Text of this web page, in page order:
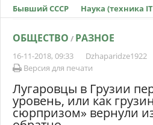
Бывший СССР
Наука (техника
ОБЩЕСТВО / РАЗНОЕ
16-11-2018, 09:33 Dzhaparidze1922
Версия для печати
Лугаровцы в Грузии
уровень, или как
сюрпризом» вернули